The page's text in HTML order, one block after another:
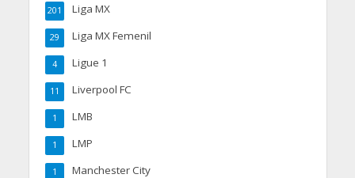
Liga MX
201
Liga MX Femenil
29
Ligue 1
4
Liverpool FC
11
LMB
1
LMP
1
Manchester City
1